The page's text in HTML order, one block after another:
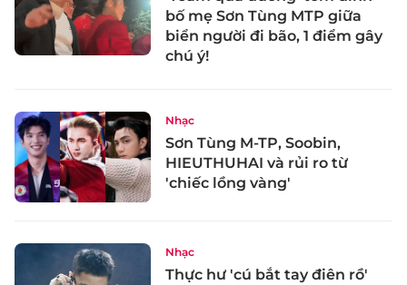
bố mẹ Sơn Tùng MTP giữa
biển người đi bão, 1 điểm gây
chú ý!
Nhạc
Sơn Tùng M-TP, Soobin,
HIEUTHUHAI và rủi ro từ
'chiếc lồng vàng'
Nhạc
Thực hư 'cú bắt tay điên rồ'